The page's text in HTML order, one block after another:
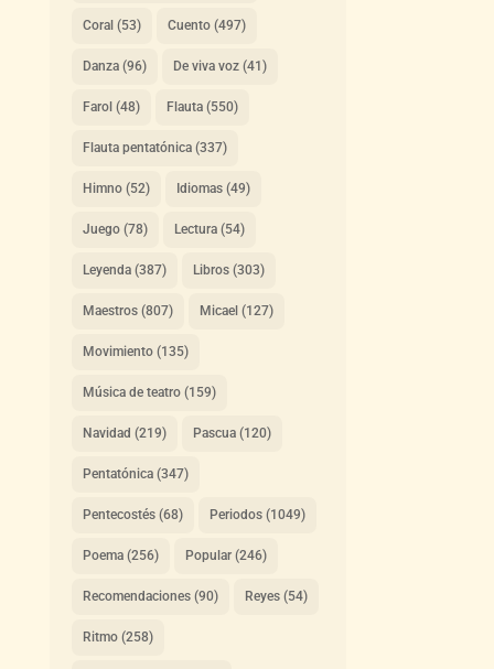
Coral (53) Cuento(497)
Danza(96) De viva voz(41)
Farol (48) Flauta(550)
Flauta pentatónica(337)
Himno(52) Idiomas(49)
Juego(78) Lectura(54)
Leyenda(387) Libros(303)
Maestros(807) Micael (127)
Movimiento(135)
Música de teatro(159)
Navidad (219) Pascua(120)
Pentatónica(347)
Pentecostés(68) Periodos(1049)
Poema(256) Popular(246)
Recomendaciones(90) Reyes(54)
Ritmo(258)